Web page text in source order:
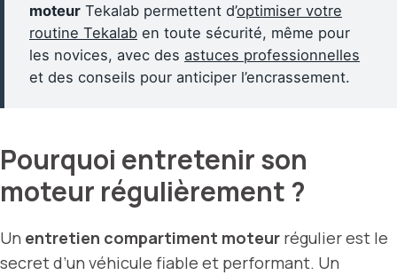
moteur Tekalab permettent d’optimiser votre
routine Tekalab en toute sécurité, même pour
les novices, avec des astuces professionnelles
et des conseils pour anticiper l’encrassement.
Pourquoi entretenir son
moteur régulièrement ?
Un entretien compartiment moteur régulier est le
secret d’un véhicule fiable et performant. Un